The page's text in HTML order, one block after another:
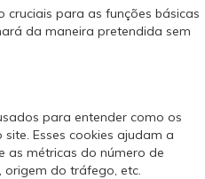
cruciais para as funções básicas
da maneira pretendida sem
para entender como os
Esses cookies ajudam a
as métricas do número de
origem do tráfego, etc.